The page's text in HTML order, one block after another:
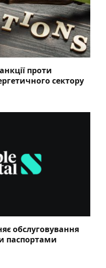
проти
сектору
обслуговування
паспортами